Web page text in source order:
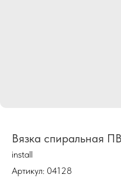
Вязка спиральная
install
Артикул: 04128